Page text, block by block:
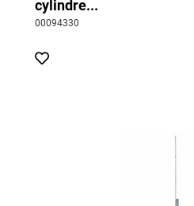
cylindre...
00094330